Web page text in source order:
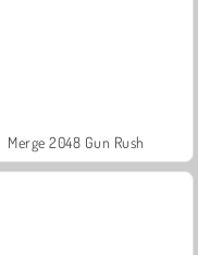
Merge 2048 Gun Rush